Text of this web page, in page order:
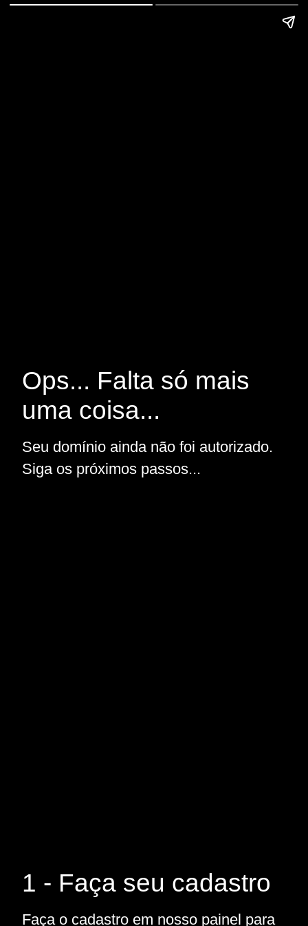
Ops... Falta só mais
uma coisa...
Seu domínio ainda não foi autorizado.
Siga os próximos passos...
1 - Faça seu cadastro
Faça o cadastro em nosso painel para